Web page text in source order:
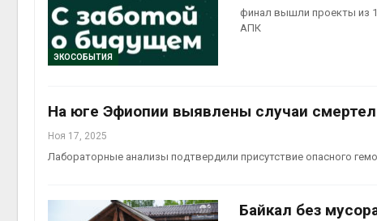
ЭКОСОБЫТИЯ
финал вышли проекты из
АПК
На юге Эфиопии выявлены случаи
Ноя 17, 2025
Лабораторные анализы подтвердили присутствие опасного
Байкал без